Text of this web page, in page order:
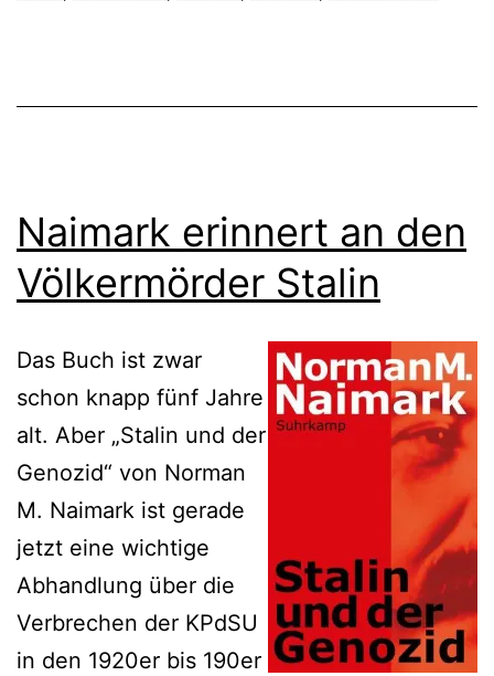
Naimark erinnert an den
Völkermörder Stalin
Das Buch ist zwar
schon knapp fünf Jahre
alt. Aber „Stalin und der
Genozid“ von Norman
M. Naimark ist gerade
jetzt eine wichtige
Abhandlung über die
Verbrechen der KPdSU
in den 1920er bis 190er